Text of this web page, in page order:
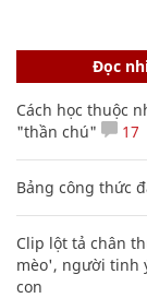
Đọc
Cách học thuộc
"thần chú"
17
Bảng công thức
Clip lột tả chân
mèo', người tinh
con